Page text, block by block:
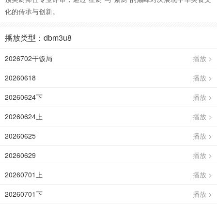
化的传承与创新。
播放类型：dbm3u8
播放 >
2026702干饭局
播放 >
20260618
播放 >
20260624下
播放 >
20260624上
播放 >
20260625
播放 >
20260629
播放 >
20260701上
播放 >
20260701下